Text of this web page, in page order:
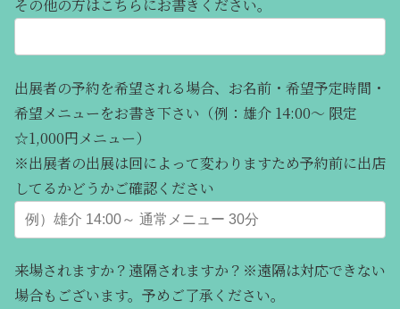
その他の方はこちらにお書きください。
出展者の予約を希望される場合、お名前・希望予定時間・
希望メニューをお書き下さい（例：雄介 14:00～ 限定
☆1,000円メニュー）
※出展者の出展は回によって変わりますため予約前に出店
してるかどうかご確認ください
来場されますか？遠隔されますか？※遠隔は対応できない
場合もございます。予めご了承ください。